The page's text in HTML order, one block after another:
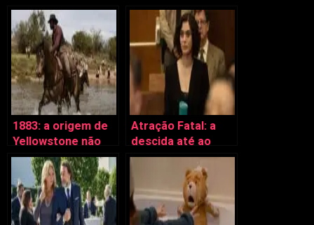
1883: a origem de
Yellowstone não
desilude
Atração Fatal: a
descida até ao
terror